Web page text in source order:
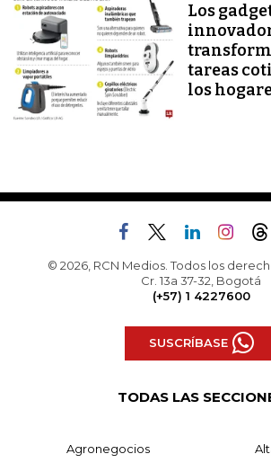
Los
tareas
los
© 2026, RCN Medios. Todos los
Cr. 13a 37-32, Bogotá
(+57) 1 4227600
SUSCRÍBASE
TODAS LAS
Agronegocios